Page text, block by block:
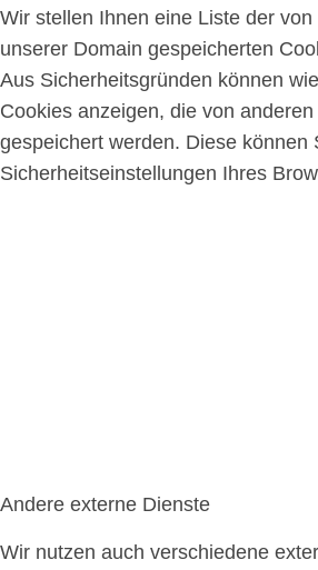
Wir stellen Ihnen eine Liste der
unserer Domain gespeicherten
Aus Sicherheitsgründen können
Cookies anzeigen, die von
gespeichert werden. Diese können
Sicherheitseinstellungen Ihres
Andere externe Dienste
Wir nutzen auch verschiedene